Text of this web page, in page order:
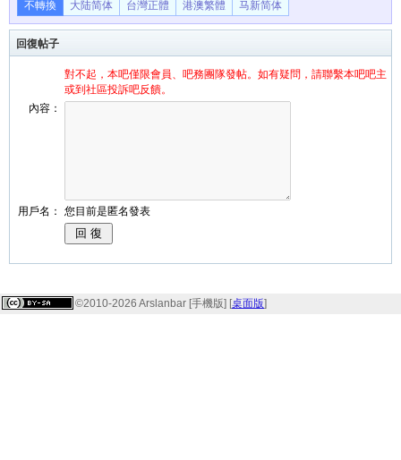
不轉換
大陆简体 台灣正體 港澳繁體 马新简体
回復帖子
對不起，本吧僅限會員、吧務團隊發帖。如有疑問，請聯繫本吧吧主
或到社區投訴吧反饋。
內容：
用戶名： 您目前是匿名發表
©2010-2026 Arslanbar [手機版] [桌面版]